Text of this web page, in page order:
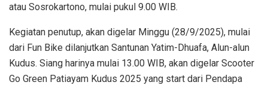
atau Sosrokartono, mulai pukul 9.00 WIB.
Kegiatan penutup, akan digelar Minggu (28/9/2025), mulai
dari Fun Bike dilanjutkan Santunan Yatim-Dhuafa, Alun-alun
Kudus. Siang harinya mulai 13.00 WIB, akan digelar Scooter
Go Green Patiayam Kudus 2025 yang start dari Pendapa